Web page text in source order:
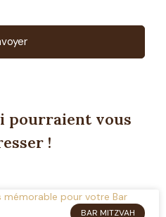
pourraient vous
!
BAR MITZVAH